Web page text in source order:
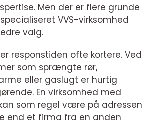
Men der er flere grunde
VVS-virksomhed
valg.
responstiden ofte kortere. Ved
som sprængte rør,
eller gaslugt er hurtig
En virksomhed med
som regel være på adressen
end et firma fra en anden